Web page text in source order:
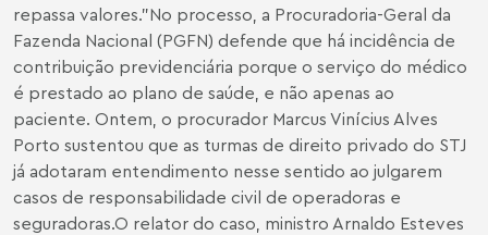
repassa valores."No processo, a Procuradoria-Geral da
Fazenda Nacional (PGFN) defende que há incidência de
contribuição previdenciária porque o serviço do médico
é prestado ao plano de saúde, e não apenas ao
paciente. Ontem, o procurador Marcus Vinícius Alves
Porto sustentou que as turmas de direito privado do STJ
já adotaram entendimento nesse sentido ao julgarem
casos de responsabilidade civil de operadoras e
seguradoras.O relator do caso, ministro Arnaldo Esteves